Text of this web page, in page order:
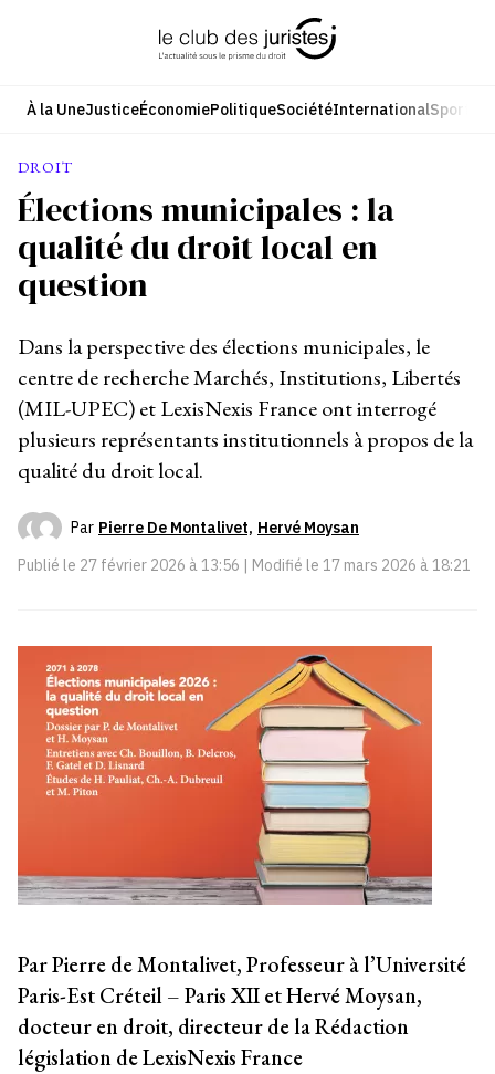
À la UneJusticeÉconomiePolitiqueSociétéInternationalSport
DROIT
Élections municipales : la
qualité du droit local en
question
Dans la perspective des élections municipales, le
centre de recherche Marchés, Institutions, Libertés
(MIL-UPEC) et LexisNexis France ont interrogé
plusieurs représentants institutionnels à propos de la
qualité du droit local.
Par Pierre De Montalivet, Hervé Moysan
Publié le 27 février 2026 à 13:56 | Modifié le 17 mars 2026 à 18:21
Par Pierre de Montalivet, Professeur à l’Université
Paris-Est Créteil – Paris XII et Hervé Moysan,
docteur en droit, directeur de la Rédaction
législation de LexisNexis France